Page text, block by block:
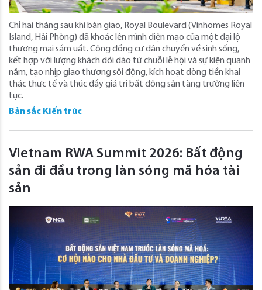
Chỉ hai tháng sau khi bàn giao, Royal Boulevard (Vinhomes Royal
Island, Hải Phòng) đã khoác lên mình diện mạo của một đại lộ
thương mại sầm uất. Cộng đồng cư dân chuyển về sinh sống,
kết hợp với lượng khách dồi dào từ chuỗi lễ hội và sự kiện quanh
năm, tạo nhịp giao thương sôi động, kích hoạt dòng tiền khai
thác thực tế và thúc đẩy giá trị bất động sản tăng trưởng liên
tục.
Bản sắc Kiến trúc
Vietnam RWA Summit 2026: Bất động
sản đi đầu trong làn sóng mã hóa tài
sản